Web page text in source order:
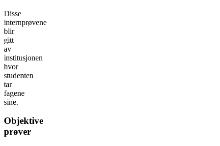
Disse
internprøvene
blir
gitt
av
institusjonen
hvor
studenten
tar
fagene
sine.
Objektive
prøver